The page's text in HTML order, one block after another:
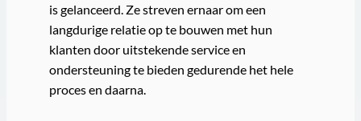
is gelanceerd. Ze streven ernaar om een
langdurige relatie op te bouwen met hun
klanten door uitstekende service en
ondersteuning te bieden gedurende het hele
proces en daarna.